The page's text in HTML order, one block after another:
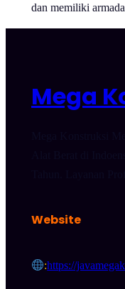
dan memiliki
Mega
Website
:https://